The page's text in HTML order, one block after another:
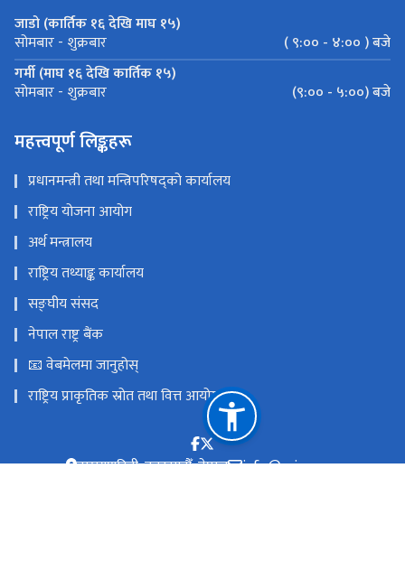
जाडो (कार्तिक १६ देखि माघ १५)
सोमबार - शुक्रबार
( ९:०० - ४:०० ) बजे
गर्मी (माघ १६ देखि कार्तिक १५)
सोमबार - शुक्रबार (९:०० - ५:००) बजे
महत्त्वपूर्ण लिङ्कहरू
प्रधानमन्त्री तथा मन्त्रिपरिषद्को कार्यालय
राष्ट्रिय योजना आयोग
अर्थ मन्त्रालय
राष्ट्रिय तथ्याङ्क कार्यालय
सङ्घीय संसद
नेपाल राष्ट्र बैंक
📧 वेबमेलमा जानुहोस्
राष्ट्रिय प्राकृतिक स्रोत तथा वित्त आयोग
नारायणहिटी, काठमाडौँ, नेपाल info@pri.gov.np